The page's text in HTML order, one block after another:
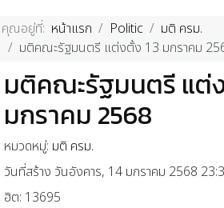
คุณอยู่ที่: หน้าแรก Politic
มติ ครม.
มติคณะรัฐมนตรี แต่งตั้ง 13 มกราคม
มติคณะรัฐมนตรี แต่
มกราคม 2568
หมวดหมู่: มติ ครม.
วันที่สร้าง วันอังคาร, 14 มกราคม 2568
ฮิต: 13695